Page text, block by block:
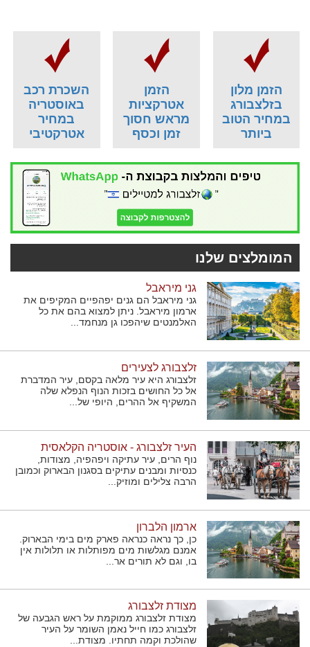
הזמן מלון
בזלצבורג
במחיר הטוב
ביותר
הזמן
אטרקציות
מראש חסוך
זמן וכסף
השכרת רכב
באוסטריה
במחיר
אטרקטיבי
המומלצים שלנו
גני מיראבל
גני מיראבל הם גנים יפהפיים המקיפים את
ארמון מיראבל. ניתן למצוא בהם את כל
האלמנטים שיהפכו גן מנחמד...
זלצבורג לצעירים
זלצבורג היא עיר מלאה בקסם, עיר המדברת
אל כל החושים בזכות הנוף הנפלא שלה
המשקיף אל ההרים, היופי של...
העיר זלצבורג - אוסטריה הקלאסית
נוף הרים, עיר עתיקה ויפהפיה, מצודות,
כנסיות ומבנים עתיקים בסגנון הבארוק וכמובן
הרבה צלילים ומוזיק...
ארמון הלברון
כן, כך נראה כנראה פארק מים בימי הבארוק.
אמנם מגלשות מים מפותלות או תלולות אין
בו, וגם לא תורים אר...
מצודת זלצבורג
מצודת זלצבורג ממוקמת על ראש הגבעה של
זלצבורג כמו חייל נאמן השומר על העיר
שהולכת וקמה תחתיו. מצודת...